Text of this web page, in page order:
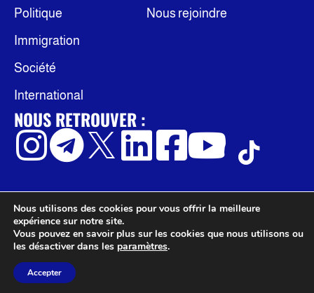
NOUS RETROUVER :
Politique
Immigration
Société
International
Nous rejoindre
© OccidentisPolitique de confidentialité
Mentions légales
Nous utilisons des cookies pour vous offrir la meilleure
expérience sur notre site.
Vous pouvez en savoir plus sur les cookies que nous utilisons ou
les désactiver dans les paramètres.
Accepter